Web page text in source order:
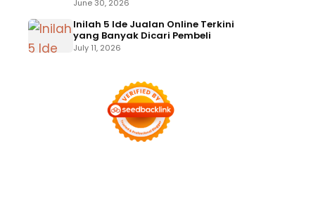
June 30, 2026
Inilah 5 Ide Jualan Online Terkini
yang Banyak Dicari Pembeli
July 11, 2026